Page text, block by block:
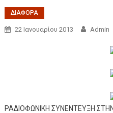
ΔΙΑΦΟΡΑ
22 Ιανουαρίου 2013 Admin
ΡΑΔΙΟΦΩΝΙΚΗ ΣΥΝΕΝΤΕΥΞΗ